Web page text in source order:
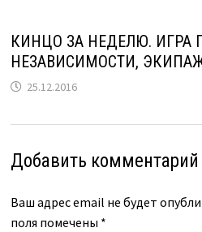
КИНЦО ЗА НЕДЕЛЮ. ИГРА
НЕЗАВИСИМОСТИ,
25.12.2016
Добавить комментарий
Ваш адрес email не будет
поля помечены *